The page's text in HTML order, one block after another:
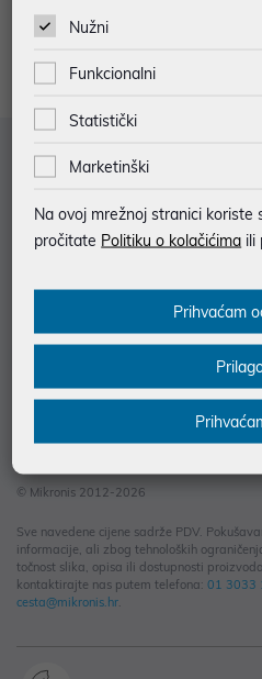
Nisu prodađeni rezultati u
Služba za korisnike
Saznajte više
© Mikronis 2012-2026
Sve navedene cijene sadrže PDV.
informacije, ali zbog tehnoloških
točnost slika, opisa ili dostupnosti
kontaktirajte nas putem telefona: 01 3033
cesta@mikronis.hr.
Nužni
Funkcionalni
Statistički
Marketinški
Na ovoj mrežnoj stranici koriste
pročitate Politiku o kolačićima ili
Prihvaćam